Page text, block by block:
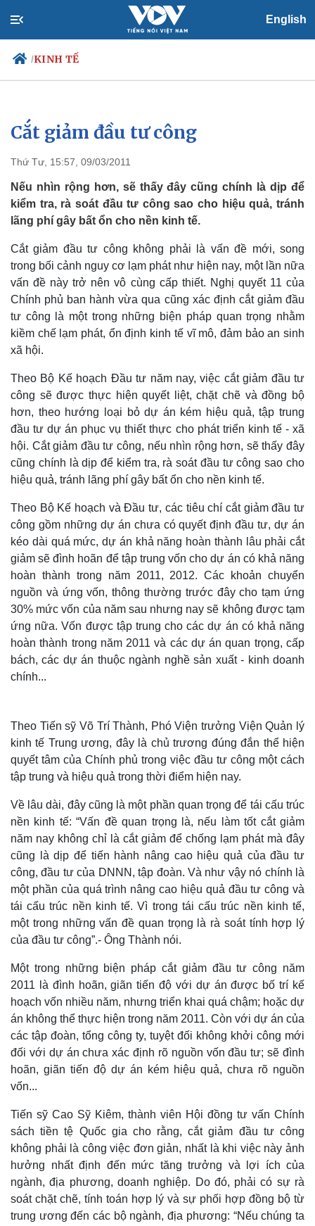
English
/KINH TẾ
Chính trị
Tổ chức nhân sự
Quốc hội
Nhận diện sự thật
Xã hội
Giáo dục
Dấu ấn VOV
Việc làm
Biển đảo
Thế giới
Quan sát
Cuộc sống đó đây
Hồ sơ
Multimedia
Video
Ảnh
E-Magazine
Infographic
Cắt giảm đầu tư công
Thứ Tư, 15:57, 09/03/2011
Nếu nhìn rộng hơn, sẽ thấy đây cũng chính là dịp để
kiểm tra, rà soát đầu tư công sao cho hiệu quả, tránh
lãng phí gây bất ổn cho nền kinh tế.
Cắt giảm đầu tư công không phải là vấn đề mới, song
trong bối cảnh nguy cơ lạm phát như hiện nay, một lần nữa
vấn đề này trở nên vô cùng cấp thiết. Nghị quyết 11 của
Chính phủ ban hành vừa qua cũng xác định cắt giảm đầu
tư công là một trong những biện pháp quan trọng nhằm
kiềm chế lạm phát, ổn định kinh tế vĩ mô, đảm bảo an sinh
xã hội.
Theo Bộ Kế hoạch Đầu tư năm nay, việc cắt giảm đầu tư
công sẽ được thực hiện quyết liệt, chặt chẽ và đồng bộ
hơn, theo hướng loại bỏ dự án kém hiệu quả, tập trung
đầu tư dự án phục vụ thiết thực cho phát triển kinh tế - xã
hội. Cắt giảm đầu tư công, nếu nhìn rộng hơn, sẽ thấy đây
cũng chính là dịp để kiểm tra, rà soát đầu tư công sao cho
hiệu quả, tránh lãng phí gây bất ổn cho nền kinh tế.
Theo Bộ Kế hoạch và Đầu tư, các tiêu chí cắt giảm đầu tư
công gồm những dự án chưa có quyết định đầu tư, dự án
kéo dài quá mức, dự án khả năng hoàn thành lâu phải cắt
giảm sẽ đình hoãn để tập trung vốn cho dự án có khả năng
hoàn thành trong năm 2011, 2012. Các khoản chuyển
nguồn và ứng vốn, thông thường trước đây cho tạm ứng
30% mức vốn của năm sau nhưng nay sẽ không được tạm
ứng nữa. Vốn được tập trung cho các dự án có khả năng
hoàn thành trong năm 2011 và các dự án quan trọng, cấp
bách, các dự án thuộc ngành nghề sản xuất - kinh doanh
chính...
Theo Tiến sỹ Võ Trí Thành, Phó Viện trưởng Viện Quản lý
kinh tế Trung ương, đây là chủ trương đúng đắn thể hiện
quyết tâm của Chính phủ trong việc đầu tư công một cách
tập trung và hiệu quả trong thời điểm hiện nay.
Về lâu dài, đây cũng là một phần quan trọng để tái cấu trúc
nền kinh tế: “Vấn đề quan trọng là, nếu làm tốt cắt giảm
năm nay không chỉ là cắt giảm để chống lạm phát mà đây
cũng là dịp để tiến hành nâng cao hiệu quả của đầu tư
công, đầu tư của DNNN, tập đoàn. Và như vậy nó chính là
một phần của quá trình nâng cao hiệu quả đầu tư công và
tái cấu trúc nền kinh tế. Vì trong tái cấu trúc nền kinh tế,
một trong những vấn đề quan trọng là rà soát tính hợp lý
của đầu tư công”.- Ông Thành nói.
Một trong những biện pháp cắt giảm đầu tư công năm
2011 là đình hoãn, giãn tiến độ với dự án được bố trí kế
hoạch vốn nhiều năm, nhưng triển khai quá chậm; hoặc dự
án không thể thực hiện trong năm 2011. Còn với dự án của
các tập đoàn, tổng công ty, tuyệt đối không khởi công mới
đối với dự án chưa xác định rõ nguồn vốn đầu tư; sẽ đình
hoãn, giãn tiến độ dự án kém hiệu quả, chưa rõ nguồn
vốn...
Tiến sỹ Cao Sỹ Kiêm, thành viên Hội đồng tư vấn Chính
sách tiền tệ Quốc gia cho rằng, cắt giảm đầu tư công
không phải là công việc đơn giản, nhất là khi việc này ảnh
hưởng nhất định đến mức tăng trưởng và lợi ích của
ngành, địa phương, doanh nghiệp. Do đó, phải có sự rà
soát chặt chẽ, tính toán hợp lý và sự phối hợp đồng bộ từ
trung ương đến các bộ ngành, địa phương: “Nếu chúng ta